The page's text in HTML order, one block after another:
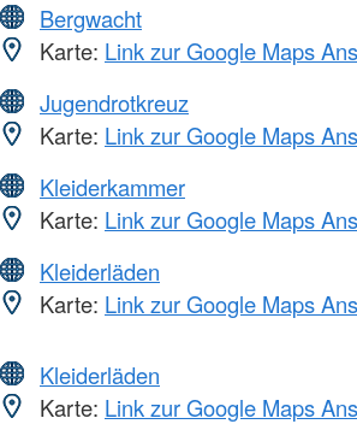
Bergwacht
Karte: Link zur Google Maps
Jugendrotkreuz
Karte: Link zur Google Maps
Kleiderkammer
Karte: Link zur Google Maps
Kleiderläden
Karte: Link zur Google Maps
Kleiderläden
Karte: Link zur Google Maps